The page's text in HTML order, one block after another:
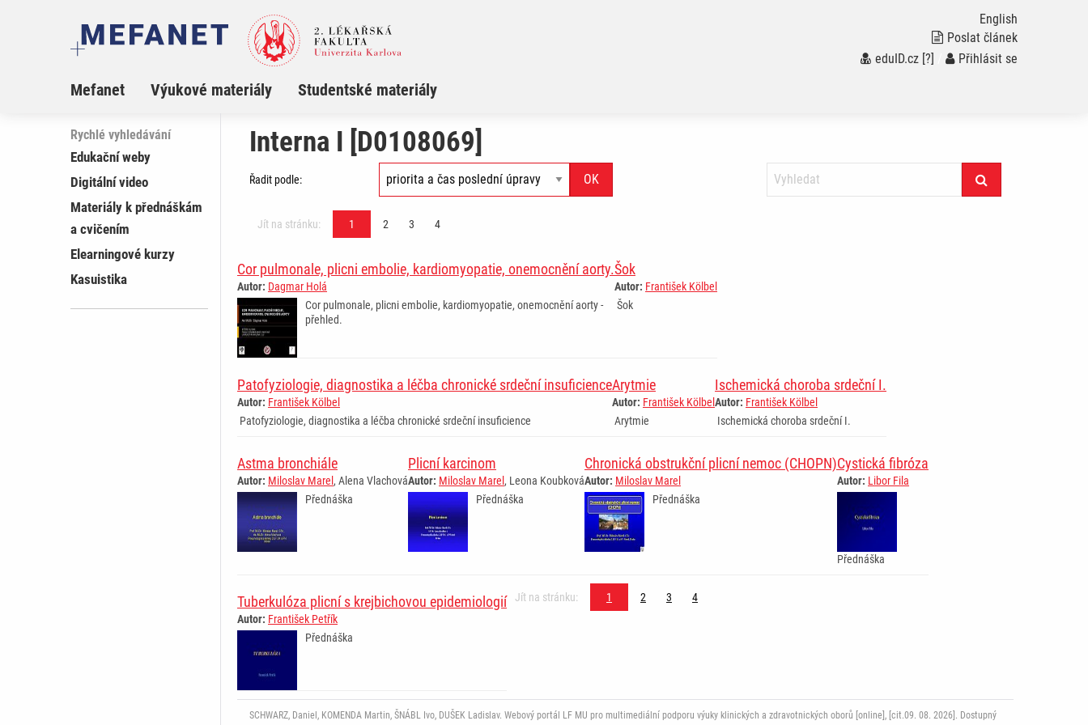
English
Poslat článek
eduID.cz [?] Přihlásit se
Mefanet Výukové materiály Studentské materiály
Rychlé vyhledávání
Edukační weby
Digitální video
Materiály k přednáškám
a cvičením
Elearningové kurzy
Kasuistika
Interna I [D0108069]
Řadit podle:
Jít na stránku: 1 2 3 4
Cor pulmonale, plicni embolie, kardiomyopatie, onemocnění aorty.
Autor: Dagmar Holá
Cor pulmonale, plicni embolie, kardiomyopatie, onemocnění aorty -
přehled.
Šok
Autor: František Kölbel
Šok
Patofyziologie, diagnostika a léčba chronické srdeční insuficience
Autor: František Kölbel
Patofyziologie, diagnostika a léčba chronické srdeční insuficience
Arytmie
Autor: František Kölbel
Arytmie
Ischemická choroba srdeční I.
Autor: František Kölbel
Ischemická choroba srdeční I.
Astma bronchiále
Autor: Miloslav Marel , Alena Vlachová
Přednáška
Plicní karcinom
Autor: Miloslav Marel , Leona Koubková
Přednáška
Chronická obstrukční plicní nemoc (CHOPN)
Autor: Miloslav Marel
Přednáška
Cystická fibróza
Autor: Libor Fila
Přednáška
Tuberkulóza plicní s krejbichovou epidemiologií
Autor: František Petřík
Přednáška
Jít na stránku: 1 2 3 4
SCHWARZ, Daniel, KOMENDA Martin, ŠNÁBL Ivo, DUŠEK Ladislav. Webový portál LF MU pro multimediální podporu výuky klinických a zdravotnických oborů [online], [cit.09. 08. 2026]. Dostupný